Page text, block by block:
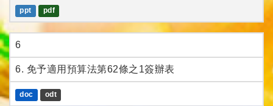
ppt pdf
6
6. 免予適用預算法第62條之1簽辦表
doc odt